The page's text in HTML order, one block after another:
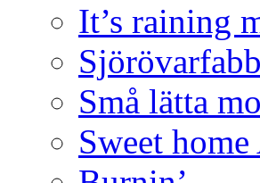
It’s raining
Små lätta
Sweet